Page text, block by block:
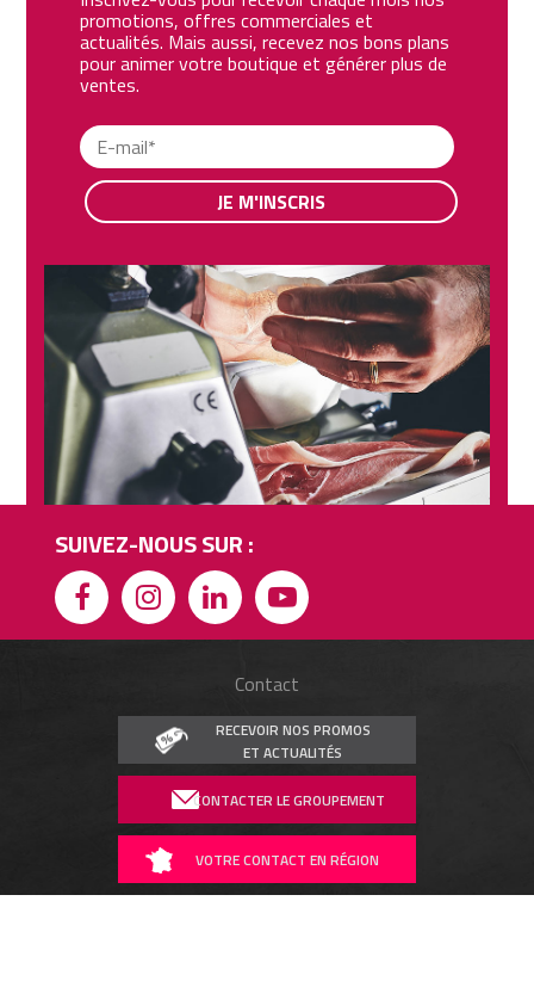
promotions, offres commerciales et
actualités. Mais aussi, recevez nos bons plans
pour animer votre boutique et générer plus de
ventes.
JE M'INSCRIS
SUIVEZ-NOUS SUR :
Contact
RECEVOIR NOS PROMOS
ET ACTUALITÉS
CONTACTER LE GROUPEMENT
VOTRE CONTACT EN RÉGION